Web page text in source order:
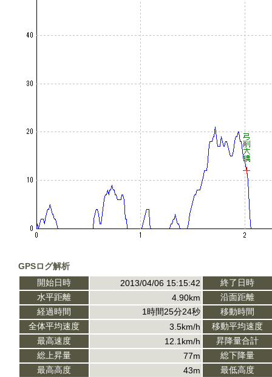
GPSログ解析
開始日時
2013/04/06 15:15:42
終了日時
水平距離
4.90km
沿面距離
経過時間
1時間25分24秒
移動時間
全体平均速度
3.5km/h
移動平均速度
最高速度
12.1km/h
昇降量合計
総上昇量
77m
総下降量
最高高度
43m 最低高度